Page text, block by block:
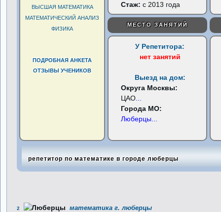
ВЫСШАЯ МАТЕМАТИКА
МАТЕМАТИЧЕСКИЙ АНАЛИЗ
ФИЗИКА
ПОДРОБНАЯ АНКЕТА
ОТЗЫВЫ УЧЕНИКОВ
Стаж: с 2013 года
МЕСТО ЗАНЯТИЙ
У Репетитора:
нет занятий
Выезд на дом:
Округа Москвы:
ЦАО
Города МО:
Люберцы
репетитор по математике в городе люберцы
2 математика г. люберцы